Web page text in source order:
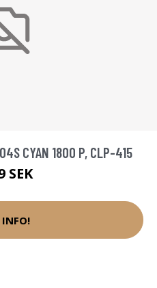
CYAN 1800 P, CLP-415
SEK
INFO!